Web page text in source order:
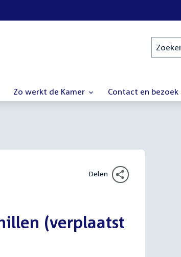
Zoeken
Zo werkt de Kamer Contact en bezoek
Delen
(verplaatst